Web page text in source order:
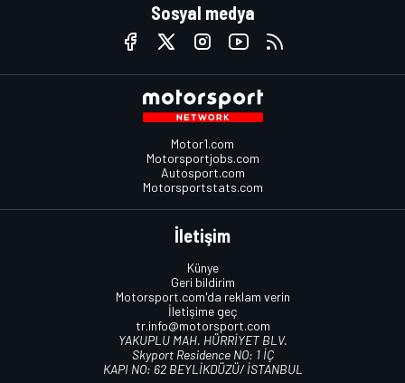
Sosyal medya
Motor1.com
Motorsportjobs.com
Autosport.com
Motorsportstats.com
İletişim
Künye
Geri bildirim
Motorsport.com'da reklam verin
İletişime geç
tr.info@motorsport.com
YAKUPLU MAH. HÜRRİYET BLV.
Skyport Residence NO: 1 İÇ
KAPI NO: 62 BEYLİKDÜZÜ/ İSTANBUL